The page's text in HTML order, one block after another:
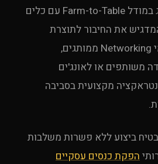
קיימות ישלב קייטרינג במודל Farm-to-Table עם כלים
את החיבור לתוצרת
מקומית. יצירת מתחמי Networking ממותגים,
משותפים או לאונג'ים
מקצועית בסביבה
ביצוע ללא פשרות משלבות
הפקת כנסים עסקיים